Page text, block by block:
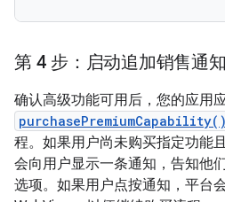
第 4 步：启动追加销售通
确认高级功能可用后，您的应用
purchasePremiumCapability()
程。如果用户尚未购买指定功能
会向用户显示一条通知，告知他
选项。如果用户点按通知，平台